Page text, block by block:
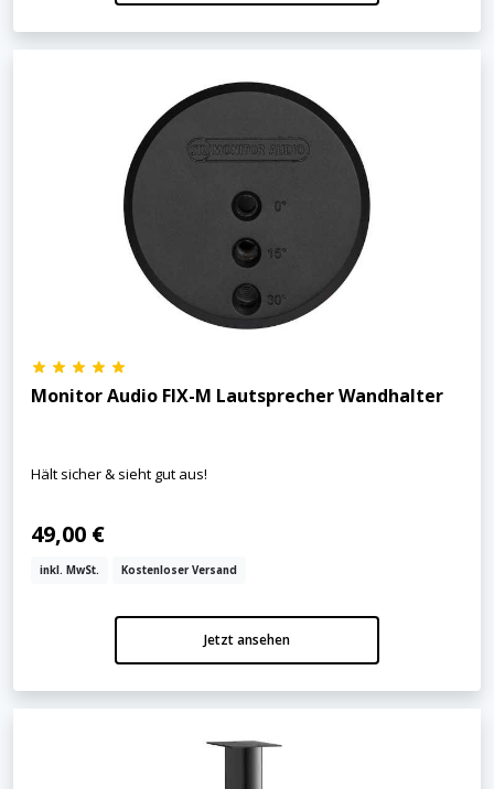
Monitor Audio FIX-M Lautsprecher Wandhalter
Hält sicher & sieht gut aus!
49,00 €
inkl. MwSt. Kostenloser Versand
Jetzt ansehen